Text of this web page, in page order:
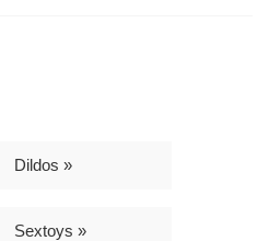
Dildos »
Sextoys »